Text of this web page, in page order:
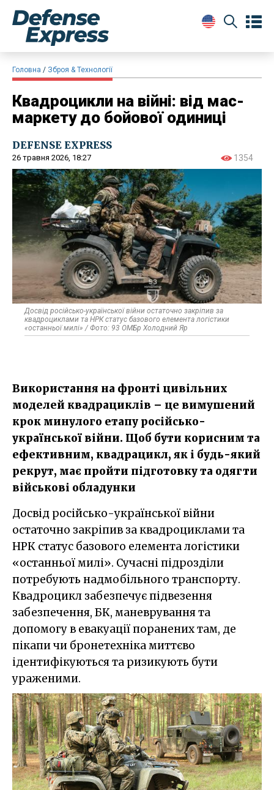
Головна Зброя & Технології
​Квадроцикли на війні: від мас-
маркету до бойової одиниці
DEFENSE EXPRESS
26 травня 2026, 18:27 1354
Досвід російсько-української війни остаточно закріпив за
квадроциклами та НРК статус базового елемента логістики
«останньої милі» / Фото: 93 ОМБр Холодний Яр
Використання на фронті цивільних
моделей квадрациклів – це вимушений
крок минулого етапу російсько-
української війни. Щоб бути корисним та
ефективним, квадрацикл, як і будь-який
рекрут, має пройти підготовку та одягти
військові обладунки
Досвід російсько-української війни
остаточно закріпив за квадроциклами та
НРК статус базового елемента логістики
«останньої милі». Сучасні підрозділи
потребують надмобільного транспорту.
Квадроцикл забезпечує підвезення
забезпечення, БК, маневрування та
допомогу в евакуації поранених там, де
пікапи чи бронетехніка миттєво
ідентифікуються та ризикують бути
ураженими.